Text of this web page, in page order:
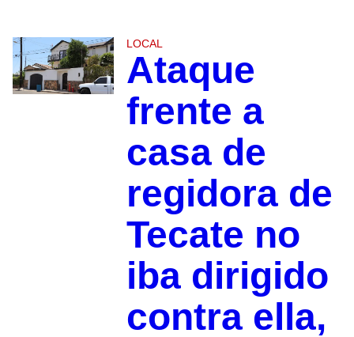
LOCAL
Ataque
frente a
casa de
regidora de
Tecate no
iba dirigido
contra ella,